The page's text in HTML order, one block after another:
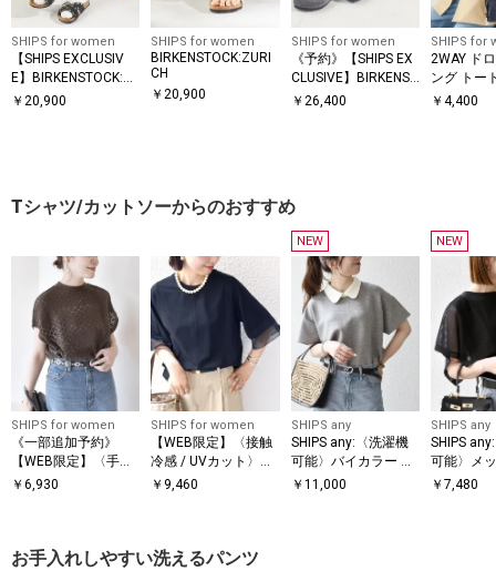
SHIPS for women
【SHIPS EXCLUSIV
E】BIRKENSTOCK:SI
ENA RIVET
￥ 20,900
SHIPS for women
BIRKENSTOCK:ZURI
CH
￥20,900
SHIPS for women
《予約》【SHIPS EX
CLUSIVE】BIRKENST
OCK: BOSTON REVE
￥ 26,400
SHIPS for
2WAY ド
ング トー
￥4,400
Tシャツ/カットソーからのおすすめ
SHIPS for women
《一部追加予約》
【WEB限定】〈手洗
い可能〉アイレット
￥ 6,930
SHIPS for women
【WEB限定】〈接触
冷感 / UVカット〉シ
アー オーガンジー コ
￥ 9,460
NEW
SHIPS any
SHIPS any:〈洗濯機
可能〉バイカラー シ
ョートスリーブ プル
￥ 11,000
NEW
SHIPS any
SHIPS
可能〉メ
ー ハンカ
￥7,480
お手入れしやすい洗えるパンツ